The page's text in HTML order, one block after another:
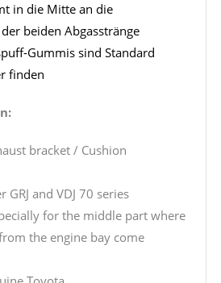
in die Mitte an die
beiden Abgasstränge
Gummis sind Standard
finden
bracket / Cushion
GRJ and VDJ 70 series
for the middle part where
the engine bay come